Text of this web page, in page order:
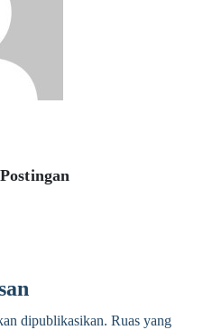
dipublikasikan. Ruas yang